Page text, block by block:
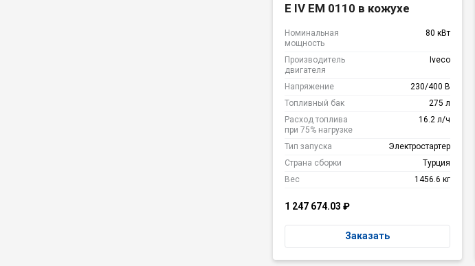
E IV EM 0110 в кожухе
Номинальная
мощность
80 кВт
Производитель
двигателя
Iveco
Напряжение
230/400 В
Топливный бак
275 л
Расход топлива
при 75% нагрузке
16.2 л/ч
Тип запуска
Электростартер
Страна сборки
Турция
Вес
1456.6 кг
1 247 674.03 ₽
Заказать